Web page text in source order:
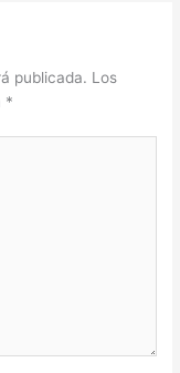
publicada. Los
*